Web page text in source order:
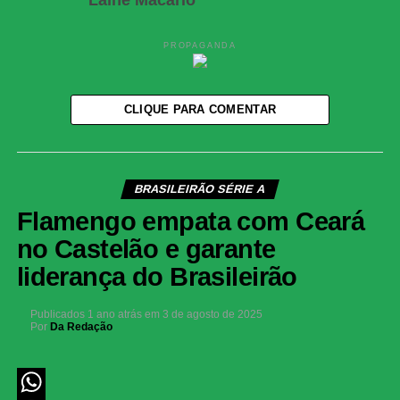
PROPAGANDA
CLIQUE PARA COMENTAR
BRASILEIRÃO SÉRIE A
Flamengo empata com Ceará
no Castelão e garante
liderança do Brasileirão
Publicados 1 ano atrás em 3 de agosto de 2025
Por Da Redação